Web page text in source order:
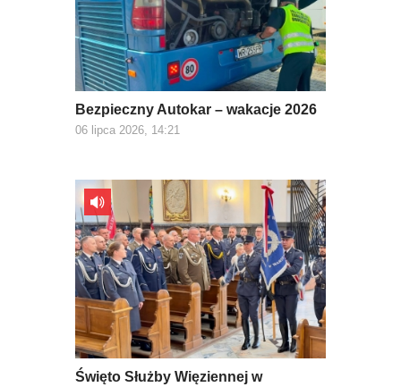
Bezpieczny Autokar – wakacje 2026
06 lipca 2026, 14:21
Święto Służby Więziennej w